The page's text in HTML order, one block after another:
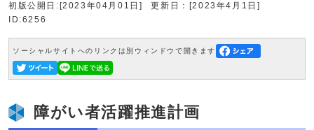
初版公開日:[2023年04月01日]
更新日：[2023年4月1日]
ID:6256
ソーシャルサイトへのリンクは別ウィンドウで開きます
障がい者活躍推進計画